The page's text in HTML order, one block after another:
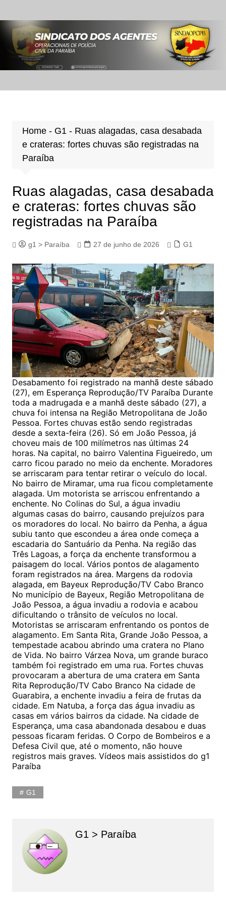
para
conteúdo
Home- G1 - Ruas alagadas, casa desabada
e crateras: fortes chuvas são registradas na
Paraíba
Ruas alagadas, casa desabada
e crateras: fortes chuvas são
registradas na Paraíba
g1 > Paraíba 27 de junho de 2026 G1
Desabamento foi registrado na manhã deste sábado
(27), em Esperança Reprodução/TV Paraíba Durante
toda a madrugada e a manhã deste sábado (27), a
chuva foi intensa na Região Metropolitana de João
Pessoa. Fortes chuvas estão sendo registradas
desde a sexta-feira (26). Só em João Pessoa, já
choveu mais de 100 milímetros nas últimas 24
horas. Na capital, no bairro Valentina Figueiredo, um
carro ficou parado no meio da enchente. Moradores
se arriscaram para tentar retirar o veículo do local.
No bairro de Miramar, uma rua ficou completamente
alagada. Um motorista se arriscou enfrentando a
enchente. No Colinas do Sul, a água invadiu
algumas casas do bairro, causando prejuízos para
os moradores do local. No bairro da Penha, a água
subiu tanto que escondeu a área onde começa a
escadaria do Santuário da Penha. Na região das
Três Lagoas, a força da enchente transformou a
paisagem do local. Vários pontos de alagamento
foram registrados na área. Margens da rodovia
alagada, em Bayeux Reprodução/TV Cabo Branco
No município de Bayeux, Região Metropolitana de
João Pessoa, a água invadiu a rodovia e acabou
dificultando o trânsito de veículos no local.
Motoristas se arriscaram enfrentando os pontos de
alagamento. Em Santa Rita, Grande João Pessoa, a
tempestade acabou abrindo uma cratera no Plano
de Vida. No bairro Várzea Nova, um grande buraco
também foi registrado em uma rua. Fortes chuvas
provocaram a abertura de uma cratera em Santa
Rita Reprodução/TV Cabo Branco Na cidade de
Guarabira, a enchente invadiu a feira de frutas da
cidade. Em Natuba, a força das água invadiu as
casas em vários bairros da cidade. Na cidade de
Esperança, uma casa abandonada desabou e duas
pessoas ficaram feridas. O Corpo de Bombeiros e a
Defesa Civil que, até o momento, não houve
registros mais graves. Vídeos mais assistidos do g1
Paraíba
G1
G1 > Paraíba